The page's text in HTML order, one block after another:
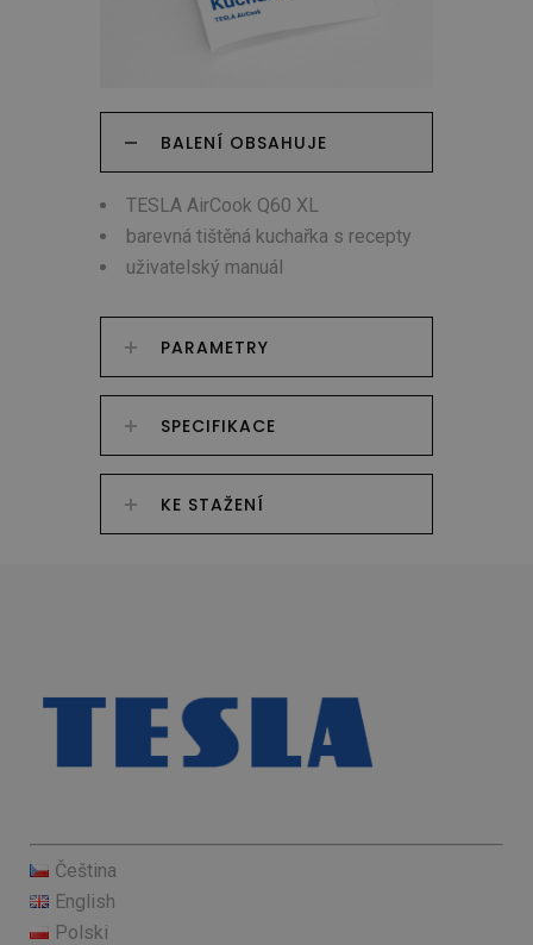
BALENÍ OBSAHUJE
TESLA AirCook Q60 XL
barevná tištěná kuchařka s recepty
uživatelský manuál
PARAMETRY
SPECIFIKACE
KE STAŽENÍ
Čeština
English
Polski